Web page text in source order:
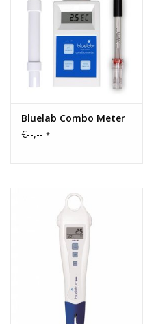
Bluelab Combo Meter
€--,-- *